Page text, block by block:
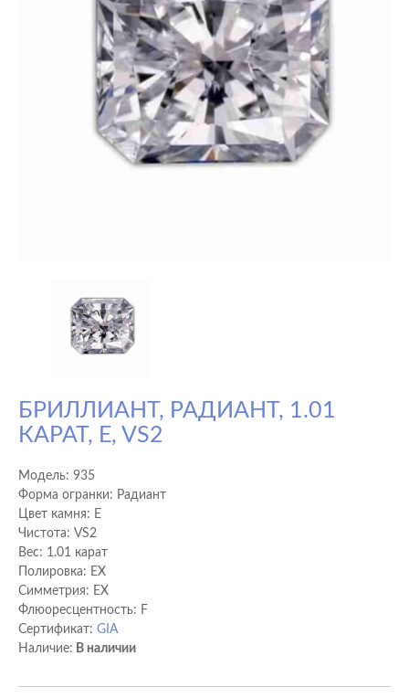
БРИЛЛИАНТ, РАДИАНТ, 1.01
КАРАТ, E, VS2
Модель: 935
Форма огранки: Радиант
Цвет камня: E
Чистота: VS2
Вес: 1.01 карат
Полировка: EX
Cимметрия: EX
Флюоресцентность: F
Сертификат: GIA
Наличие: В наличии